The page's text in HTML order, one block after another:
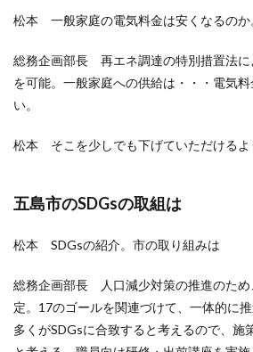
松本 一般家庭の電気料金は安くなるのか
総務企画部長 再エネ調達の特別措置法に
を可能。一般家庭への供給は・・・電気
い。
松本 そこを少しでも下げていただけるよ
五島市のSDGsの取組は
松本 SDGsの紹介。市の取り組みは
総務企画部長 人口減少対策の推進のため
定。17のゴールを関連づけて、一体的に
多くがSDGsに合致すると考えるので、施